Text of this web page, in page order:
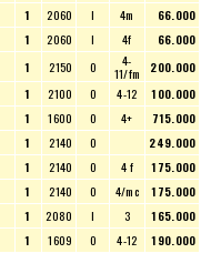
1 2060 I 4m
66.000
1 2060 I 4f
66.000
1 2150 O 4-
11/fm
200.000
1 2100 O 4-12
100.000
1 1600 O 4+
715.000
1 2140 O
249.000
1 2140 O 4 f
175.000
1 2140 O 4/mc
175.000
1 2080 I 3
165.000
1 1609 O 4-12
190.000